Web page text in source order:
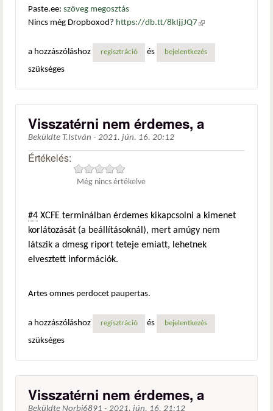
Paste.ee: szöveg megosztás
Nincs még Dropboxod? https://db.tt/8kIjjJQ7 (külső
a hozzászóláshoz
regisztráció és bejelentkezés
szükséges
Visszatérni nem érdemes, a
Beküldte T.István - 2021. jún. 16. 20:12
Értékelés:
Még nincs értékelve
#4 XCFE terminálban érdemes kikapcsolni a kimenet
korlátozását (a beállításoknál), mert amúgy nem
látszik a dmesg riport teteje emiatt, lehetnek
elvesztett információk.
Artes omnes perdocet paupertas.
a hozzászóláshoz regisztráció és bejelentkezés
szükséges
Visszatérni nem érdemes, a
Beküldte Norbi6891 - 2021. jún. 16. 21:12